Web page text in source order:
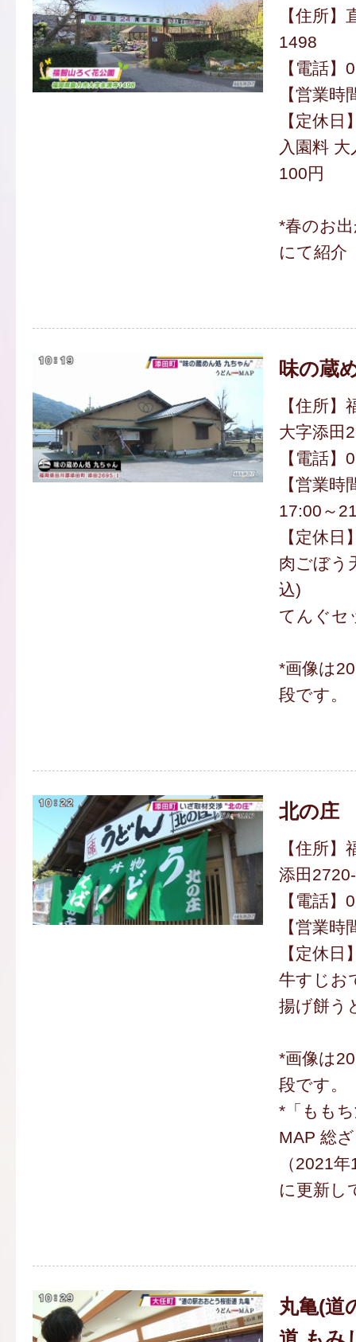
【住所
1498
【電話
【営業
【定休日
入園料
100円
*春のお
にて紹介
味の蔵
【住所
大字添田
【電話
【営業
17:00～
【定休日
肉ごぼう
込)
てんぐセ
*画像は
段です。
北の庄
【住所
添田
【電話
【営業
【定休
牛すじお
揚げ餅う
*画像は
段です。
*「もも
MAP 総
（2021
に更新し
丸亀(道